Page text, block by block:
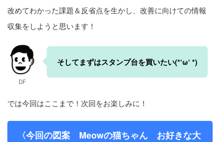
改めてわかった課題＆反省点を生かし、改善に向けての情報
収集をしようと思います！
DF
そしてまずはスタンプ台を買いたい(*‘ω‘ *)
では今回はここまで！次回をお楽しみに！
〈今回の図案 Meowの猫ちゃん お好きな大